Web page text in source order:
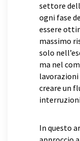
settore
ogni fase
essere
massimo
solo
ma nel
creare un
In questo